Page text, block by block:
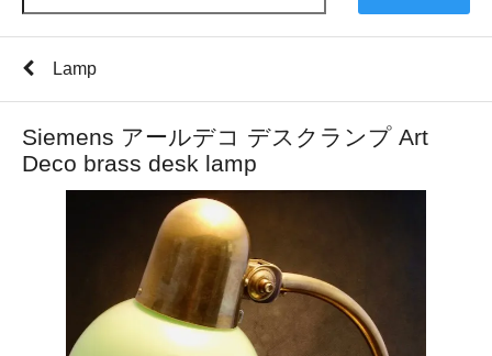
Lamp
Siemens アールデコ デスクランプ Art
Deco brass desk lamp